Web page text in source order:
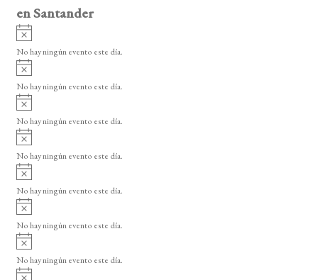
en Santander
A
v
i
o
No hay ningún evento este día.
A
v
i
o
No hay ningún evento este día.
A
v
i
o
No hay ningún evento este día.
A
v
i
o
No hay ningún evento este día.
A
v
i
o
No hay ningún evento este día.
A
v
i
o
No hay ningún evento este día.
A
v
i
No hay ningún evento este día.
A